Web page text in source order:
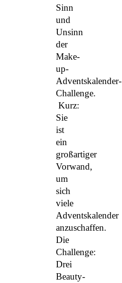
Sinn
und
Unsinn
der
Make-
up-
Adventskalender-
Challenge.
Kurz:
Sie
ist
ein
großartiger
Vorwand,
um
sich
viele
Adventskalender
anzuschaffen.
Die
Challenge:
Drei
Beauty-